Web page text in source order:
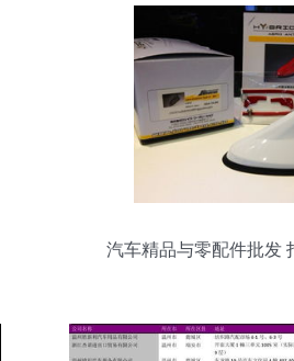
汽车精品与零配件批发